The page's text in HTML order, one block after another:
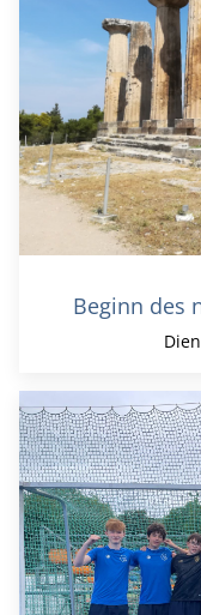
Beginn des